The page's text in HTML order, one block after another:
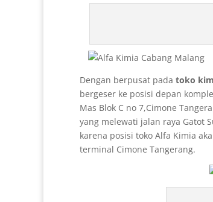
Dengan berpusat pada toko
bergeser ke posisi depan
Mas Blok C no 7,Cimone
yang melewati jalan raya Gatot
karena posisi toko Alfa Kimia
terminal Cimone Tangerang.